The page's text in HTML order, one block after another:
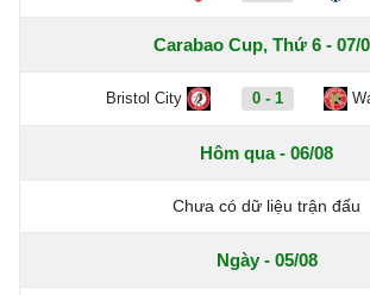
Carabao Cup, Thứ 6 - 07/
Bristol City 0 - 1
Hôm qua - 06/08
Chưa có dữ liệu trận đấu
Ngày - 05/08